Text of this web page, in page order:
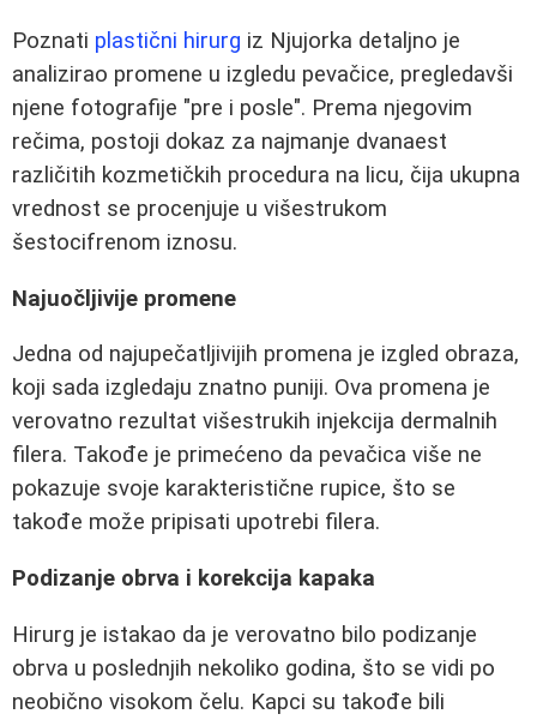
Poznati plastični hirurg iz Njujorka detaljno je
analizirao promene u izgledu pevačice, pregledavši
njene fotografije "pre i posle". Prema njegovim
rečima, postoji dokaz za najmanje dvanaest
različitih kozmetičkih procedura na licu, čija ukupna
vrednost se procenjuje u višestrukom
šestocifrenom iznosu.
Najuočljivije promene
Jedna od najupečatljivijih promena je izgled obraza,
koji sada izgledaju znatno puniji. Ova promena je
verovatno rezultat višestrukih injekcija dermalnih
filera. Takođe je primećeno da pevačica više ne
pokazuje svoje karakteristične rupice, što se
takođe može pripisati upotrebi filera.
Podizanje obrva i korekcija kapaka
Hirurg je istakao da je verovatno bilo podizanje
obrva u poslednjih nekoliko godina, što se vidi po
neobično visokom čelu. Kapci su takođe bili